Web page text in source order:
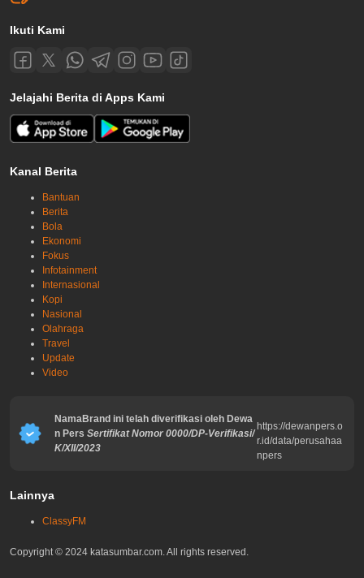
Ikuti Kami
Jelajahi Berita di Apps Kami
Kanal Berita
Bantuan
Berita
Bola
Ekonomi
Fokus
Infotainment
Internasional
Kopi
Nasional
Olahraga
Travel
Update
Video
NamaBrand ini telah diverifikasi oleh Dewa
n Pers Sertifikat Nomor 0000/DP-Verifikasi/
K/XII/2023
https://dewanpers.o
r.id/data/perusahaa
npers
Lainnya
ClassyFM
Copyright © 2024 katasumbar.com. All rights reserved.